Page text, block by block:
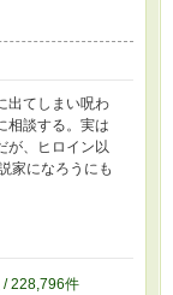
出てしまい呪わ
相談する。実は
が、ヒロイン以
家になろうにも
/ 228,796件